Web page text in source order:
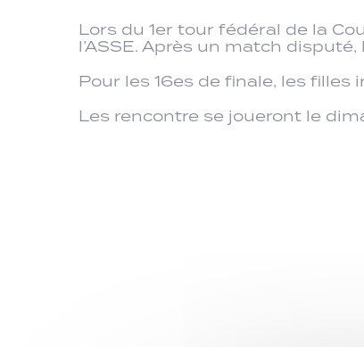
Lors du 1er tour fédéral de la
l’ASSE. Après un match
Pour les 16es de finale, les filles
Les rencontre se joueront le